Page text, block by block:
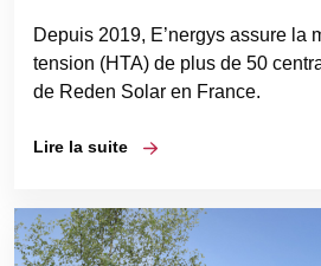
Depuis 2019, E’nergys assure la
tension (HTA) de plus de 50
de Reden Solar en France.
Lire la suite